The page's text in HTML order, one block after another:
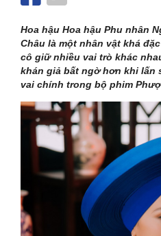
Hoa hậu Hoa hậu Phu nhân
Châu là một nhân vật khá
cô giữ nhiều vai trò khác
khán giả bất ngờ hơn khi lấn
vai chính trong bộ phim